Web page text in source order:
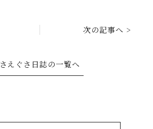
次の記事へ >
さえぐさ日誌の一覧へ